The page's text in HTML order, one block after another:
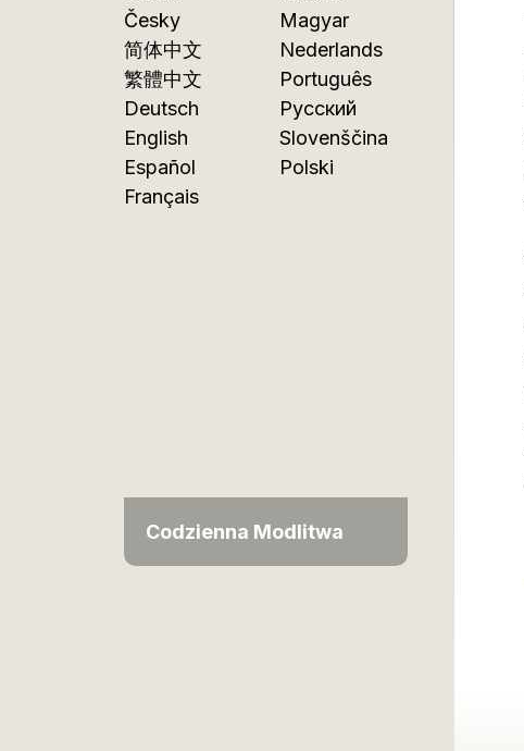
Česky
简体中文
繁體中文
Deutsch
English
Español
Français
Magyar
Nederlands
Português
Русский
Slovenščina
Polski
Codzienna Modlitwa